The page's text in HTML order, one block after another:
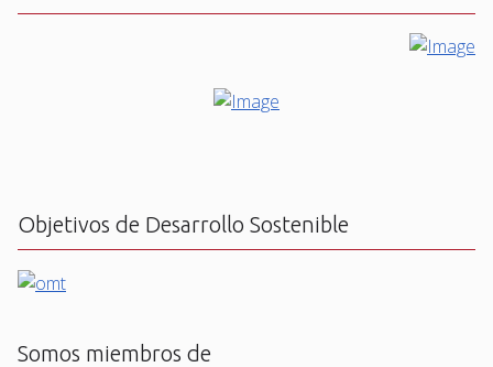
Objetivos de Desarrollo Sostenible
Somos miembros de